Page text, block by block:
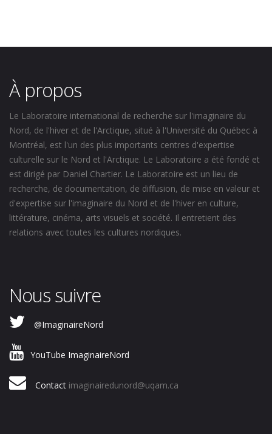
À propos
Le Laboratoire international de recherche sur l'imaginaire du
Nord, de l'hiver et de l'Arctique, situé à l'Université du Québec à
Montréal, est l'un des plus importants centres d'expertise
culturelle sur le Nord et l'Arctique. Le Laboratoire a été fondé et
est dirigé par Daniel Chartier. Le Laboratoire est un lieu de
recherche, de documentation, de diffusion, de mise en valeur et
d'expertise sur l'imaginaire du Nord et de l'hiver en culture,
littérature, cinéma, arts visuels et société. Il entretient des
relations avec toutes les cultures nordiques.
Nous suivre
@ImaginaireNord
YouTube ImaginaireNord
Contact imaginairedunord@uqam.ca